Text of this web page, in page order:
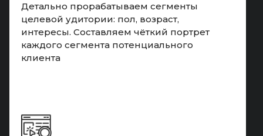
Детально прорабатываем сегменты
целевой удитории: пол, возраст,
интересы. Составляем чёткий портрет
каждого сегмента потенциального
клиента